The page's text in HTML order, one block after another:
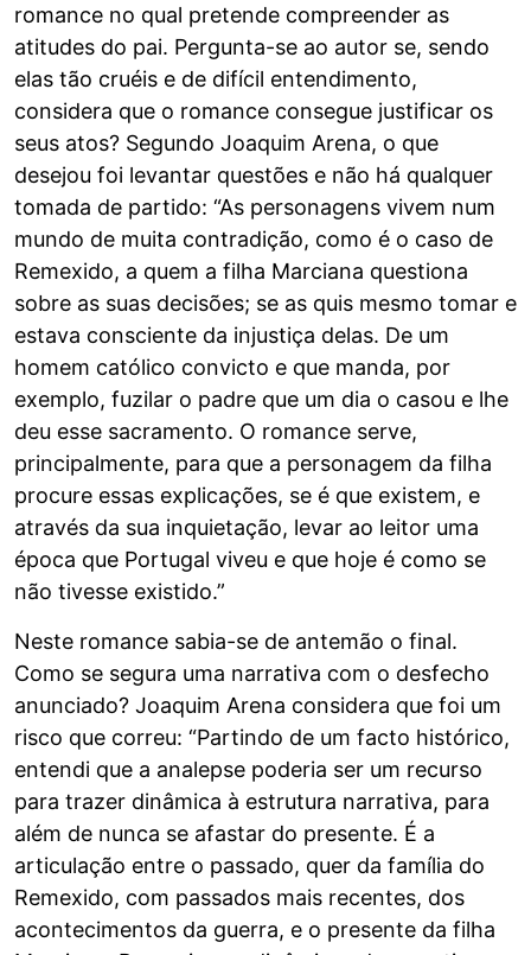
romance no qual pretende compreender as
atitudes do pai. Pergunta-se ao autor se, sendo
elas tão cruéis e de difícil entendimento,
considera que o romance consegue justificar os
seus atos? Segundo Joaquim Arena, o que
desejou foi levantar questões e não há qualquer
tomada de partido: “As personagens vivem num
mundo de muita contradição, como é o caso de
Remexido, a quem a filha Marciana questiona
sobre as suas decisões; se as quis mesmo tomar e
estava consciente da injustiça delas. De um
homem católico convicto e que manda, por
exemplo, fuzilar o padre que um dia o casou e lhe
deu esse sacramento. O romance serve,
principalmente, para que a personagem da filha
procure essas explicações, se é que existem, e
através da sua inquietação, levar ao leitor uma
época que Portugal viveu e que hoje é como se
não tivesse existido.”
Neste romance sabia-se de antemão o final.
Como se segura uma narrativa com o desfecho
anunciado? Joaquim Arena considera que foi um
risco que correu: “Partindo de um facto histórico,
entendi que a analepse poderia ser um recurso
para trazer dinâmica à estrutura narrativa, para
além de nunca se afastar do presente. É a
articulação entre o passado, quer da família do
Remexido, com passados mais recentes, dos
acontecimentos da guerra, e o presente da filha